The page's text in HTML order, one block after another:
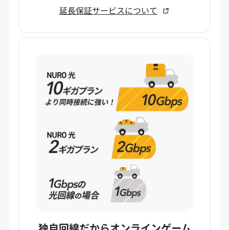
延長保証サービスについて